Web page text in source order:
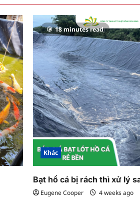
18 minutes read
Khác
Bạt hồ cá bị rách thì xử lý
Eugene Cooper 4 weeks ago